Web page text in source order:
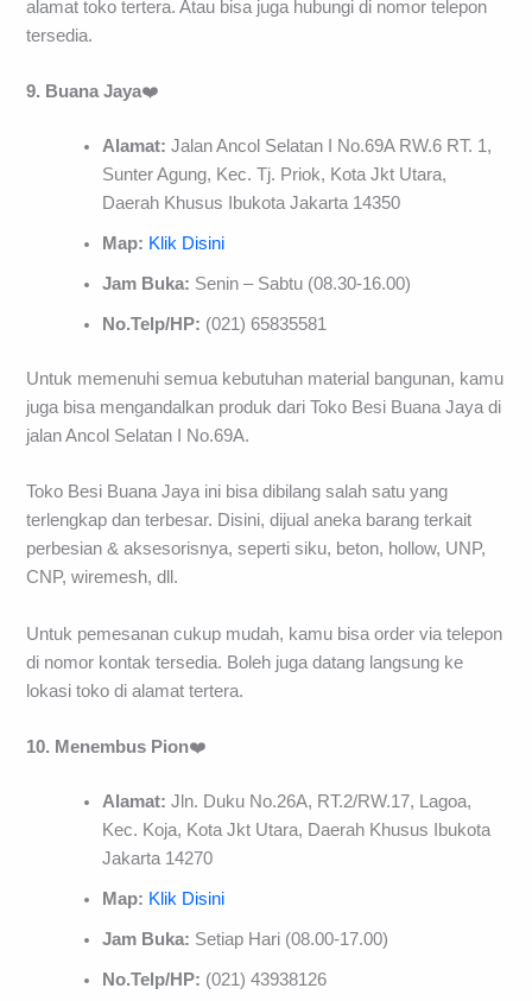
alamat toko tertera. Atau bisa juga hubungi di nomor telepon
tersedia.
9. Buana Jaya❤️
Alamat: Jalan Ancol Selatan I No.69A RW.6 RT. 1,
Sunter Agung, Kec. Tj. Priok, Kota Jkt Utara,
Daerah Khusus Ibukota Jakarta 14350
Map: Klik Disini
Jam Buka: Senin – Sabtu (08.30-16.00)
No.Telp/HP: (021) 65835581
Untuk memenuhi semua kebutuhan material bangunan, kamu
juga bisa mengandalkan produk dari Toko Besi Buana Jaya di
jalan Ancol Selatan I No.69A.
Toko Besi Buana Jaya ini bisa dibilang salah satu yang
terlengkap dan terbesar. Disini, dijual aneka barang terkait
perbesian & aksesorisnya, seperti siku, beton, hollow, UNP,
CNP, wiremesh, dll.
Untuk pemesanan cukup mudah, kamu bisa order via telepon
di nomor kontak tersedia. Boleh juga datang langsung ke
lokasi toko di alamat tertera.
10. Menembus Pion❤️
Alamat: Jln. Duku No.26A, RT.2/RW.17, Lagoa,
Kec. Koja, Kota Jkt Utara, Daerah Khusus Ibukota
Jakarta 14270
Map: Klik Disini
Jam Buka: Setiap Hari (08.00-17.00)
No.Telp/HP: (021) 43938126